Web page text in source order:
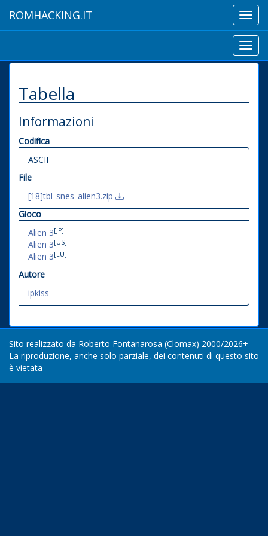
ROMHACKING.IT
Tabella
Informazioni
Codifica
ASCII
File
[18]tbl_snes_alien3.zip
Gioco
Alien 3[JP]
Alien 3[US]
Alien 3[EU]
Autore
ipkiss
Sito realizzato da Roberto Fontanarosa (Clomax) 2000/2026+
La riproduzione, anche solo parziale, dei contenuti di questo sito
è vietata